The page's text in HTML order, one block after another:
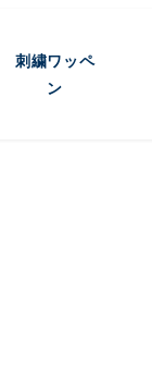
刺繍ワッペ
ン